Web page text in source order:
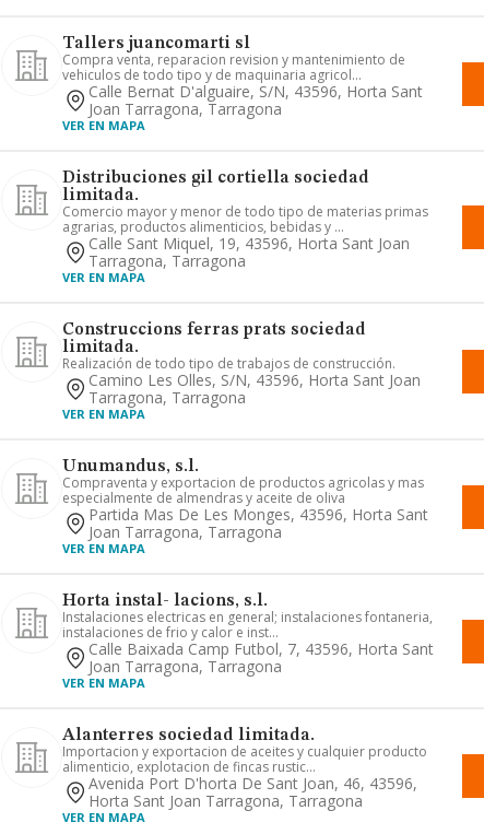
Tallers juancomarti sl
Compra venta, reparacion revision y mantenimiento de
vehiculos de todo tipo y de maquinaria agricol...
Calle Bernat D'alguaire, S/n, 43596, Horta Sant
Joan Tarragona, Tarragona
VER EN MAPA
Distribuciones gil cortiella sociedad
limitada.
Comercio mayor y menor de todo tipo de materias primas
agrarias, productos alimenticios, bebidas y ...
Calle Sant Miquel, 19, 43596, Horta Sant Joan
Tarragona, Tarragona
VER EN MAPA
Construccions ferras prats sociedad
limitada.
Realización de todo tipo de trabajos de construcción.
Camino Les Olles, S/n, 43596, Horta Sant Joan
Tarragona, Tarragona
VER EN MAPA
Unumandus, s.l.
Compraventa y exportacion de productos agricolas y mas
especialmente de almendras y aceite de oliva
Partida Mas De Les Monges, 43596, Horta Sant
Joan Tarragona, Tarragona
VER EN MAPA
Horta instal- lacions, s.l.
Instalaciones electricas en general; instalaciones fontaneria,
instalaciones de frio y calor e inst...
Calle Baixada Camp Futbol, 7, 43596, Horta Sant
Joan Tarragona, Tarragona
VER EN MAPA
Alanterres sociedad limitada.
Importacion y exportacion de aceites y cualquier producto
alimenticio, explotacion de fincas rustic...
Avenida Port D'horta De Sant Joan, 46, 43596,
Horta Sant Joan Tarragona, Tarragona
VER EN MAPA